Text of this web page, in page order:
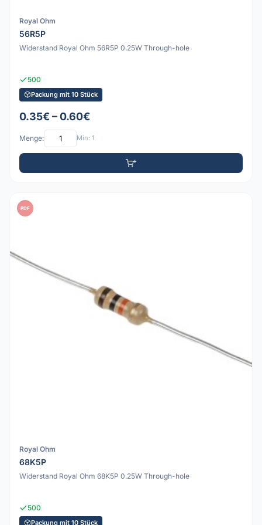
Royal Ohm
56R5P
Widerstand Royal Ohm 56R5P 0.25W Through-hole
500
Packung mit 10 Stück
0.35€ – 0.60€
Menge: Min: 1
PDF
Royal Ohm
68K5P
Widerstand Royal Ohm 68K5P 0.25W Through-hole
500
Packung mit 10 Stück